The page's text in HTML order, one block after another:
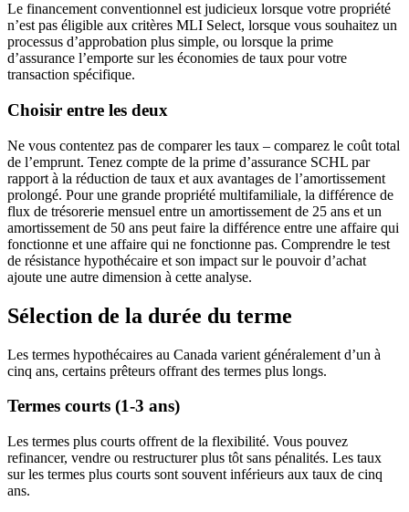
Le financement conventionnel est judicieux lorsque votre propriété
n’est pas éligible aux critères MLI Select, lorsque vous souhaitez un
processus d’approbation plus simple, ou lorsque la prime
d’assurance l’emporte sur les économies de taux pour votre
transaction spécifique.
Choisir entre les deux
Ne vous contentez pas de comparer les taux – comparez le coût total
de l’emprunt. Tenez compte de la prime d’assurance SCHL par
rapport à la réduction de taux et aux avantages de l’amortissement
prolongé. Pour une grande propriété multifamiliale, la différence de
flux de trésorerie mensuel entre un amortissement de 25 ans et un
amortissement de 50 ans peut faire la différence entre une affaire qui
fonctionne et une affaire qui ne fonctionne pas. Comprendre le test
de résistance hypothécaire et son impact sur le pouvoir d’achat
ajoute une autre dimension à cette analyse.
Sélection de la durée du terme
Les termes hypothécaires au Canada varient généralement d’un à
cinq ans, certains prêteurs offrant des termes plus longs.
Termes courts (1-3 ans)
Les termes plus courts offrent de la flexibilité. Vous pouvez
refinancer, vendre ou restructurer plus tôt sans pénalités. Les taux
sur les termes plus courts sont souvent inférieurs aux taux de cinq
ans.